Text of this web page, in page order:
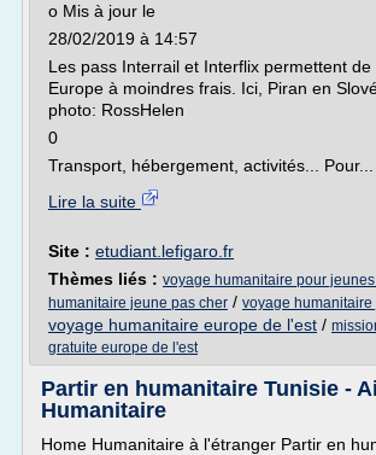
o Mis à jour le
28/02/2019 à 14:57
Les pass Interrail et Interflix permettent
Europe à moindres frais. Ici, Piran en
photo: RossHelen
0
Transport, hébergement, activités... Pour...
Lire la suite
Site : etudiant.lefigaro.fr
Thèmes liés : voyage humanitaire pour
humanitaire jeune pas cher / voyage
voyage humanitaire europe de l'est /
gratuite europe de l'est
Partir en humanitaire Tunisie -
Humanitaire
Home Humanitaire à l'étranger Partir en